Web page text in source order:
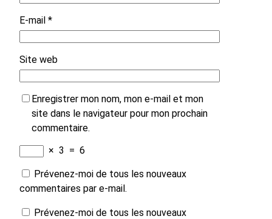
E-mail *
Site web
Enregistrer mon nom, mon e-mail et mon
site dans le navigateur pour mon prochain
commentaire.
× 3 = 6
Prévenez-moi de tous les nouveaux
commentaires par e-mail.
Prévenez-moi de tous les nouveaux